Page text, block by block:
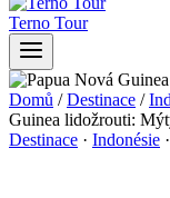
Terno Tour
Domů / Destinace /
Guinea lidožrouti:
Destinace · Indonésie ·